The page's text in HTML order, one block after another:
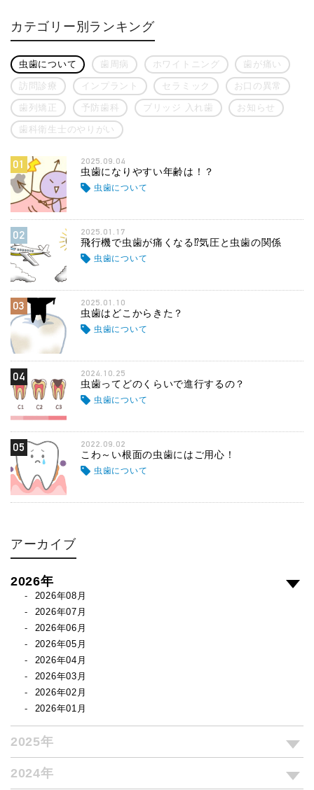
カテゴリー別ランキング
虫歯について 歯周病 ホワイトニング 歯が痛い
訪問診療 インプラント セラミック お口の異常
歯列矯正 予防歯科 ブリッジ 入れ歯 お知らせ
歯科衛生士のやりがい
01 2025.09.04
虫歯になりやすい年齢は！？
虫歯について
02 2025.01.17
飛行機で虫歯が痛くなる⁉気圧と虫歯の関係
虫歯について
03 2025.01.10
虫歯はどこからきた？
虫歯について
04 2024.10.25
虫歯ってどのくらいで進行するの？
虫歯について
05 2022.09.02
こわ～い根面の虫歯にはご用心！
虫歯について
アーカイブ
2026年
2026年08月
2026年07月
2026年06月
2026年05月
2026年04月
2026年03月
2026年02月
2026年01月
2025年
2024年